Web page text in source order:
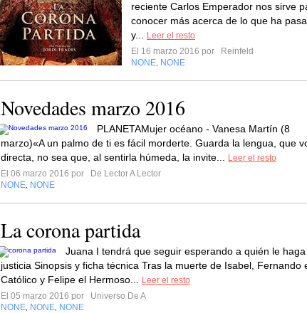
reciente Carlos Emperador nos sirve
conocer más acerca de lo que ha
y...
Leer el resto
El 16 marzo 2016 por
Reinfeld
NONE NONE
Novedades marzo 2016
PLANETAMujer océano - Vanesa Martín (8
marzo)«A un palmo de ti es fácil morderte. Guarda la lengua, que
directa, no sea que, al sentirla húmeda, la invite...
Leer el resto
El 06 marzo 2016 por
De Lector A Lector
NONE NONE
La corona partida
Juana I tendrá que seguir esperando a quién le haga
justicia Sinopsis y ficha técnica Tras la muerte de Isabel, Fernando
Católico y Felipe el Hermoso...
Leer el resto
El 05 marzo 2016 por
Universo De A
NONE NONE NONE